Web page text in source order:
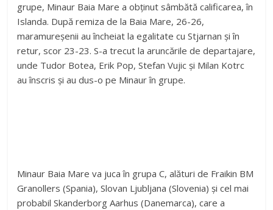
grupe, Minaur Baia Mare a obținut sâmbătă calificarea, în
Islanda. După remiza de la Baia Mare, 26-26,
maramureșenii au încheiat la egalitate cu Stjarnan și în
retur, scor 23-23. S-a trecut la aruncările de departajare,
unde Tudor Botea, Erik Pop, Stefan Vujic și Milan Kotrc
au înscris și au dus-o pe Minaur în grupe.
Minaur Baia Mare va juca în grupa C, alături de Fraikin BM
Granollers (Spania), Slovan Ljubljana (Slovenia) și cel mai
probabil Skanderborg Aarhus (Danemarca), care a